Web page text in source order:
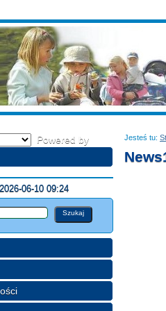
Powered by
06-10 09:24
Jesteś tu: